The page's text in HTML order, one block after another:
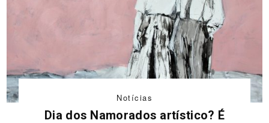
Notícias
Dia dos Namorados artístico? É